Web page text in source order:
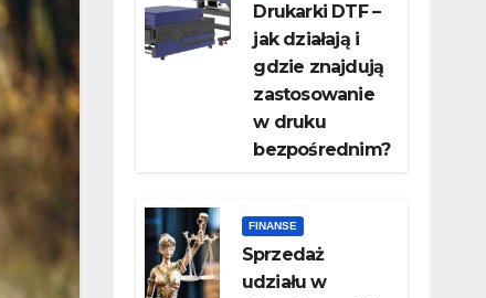
Drukarki DTF –
jak działają i
gdzie znajdują
zastosowanie
w druku
bezpośrednim?
FINANSE
Sprzedaż
udziału w